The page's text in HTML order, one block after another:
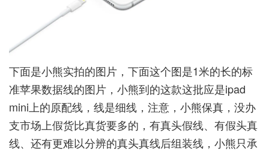
下面是小熊实拍的图片，下面这个图是1米的长的标
准苹果数据线的图片，小熊到的这款这批应是ipad
mini上的原配线，线是细线，注意，小熊保真，没办
支市场上假货比真货要多的，有真头假线、有假头真
线、还有更难以分辨的真头真线后组装线，小熊只承